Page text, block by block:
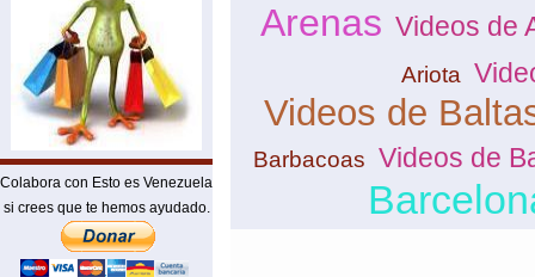
Colabora con Esto es Venezuela
si crees que te hemos ayudado.
Arenas Videos de
Ariota
Videos de
Barbacoas Videos de